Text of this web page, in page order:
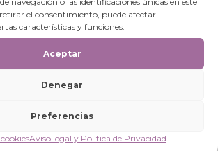
el consentimiento, puede afectar
características y funciones.
Aceptar
Denegar
Preferencias
Aviso legal y Política de Privacidad